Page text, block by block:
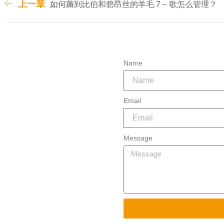
上一章 如何薅到比伯和碧昂丝的羊毛 7 – 歌怎么管理？
Name
Email
Message